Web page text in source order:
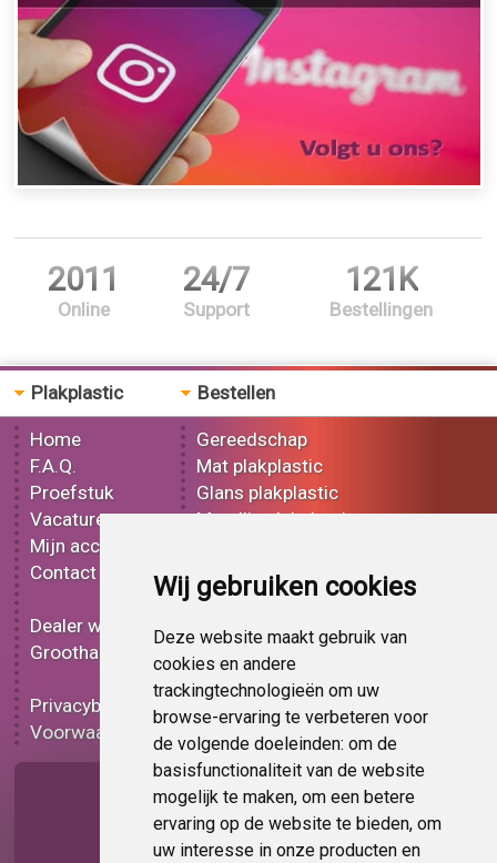
Wij gebruiken cookies
Deze website maakt gebruik van
cookies en andere
trackingtechnologieën om uw
browse-ervaring te verbeteren voor
de volgende doeleinden: om de
basisfunctionaliteit van de website
mogelijk te maken, om een betere
ervaring op de website te bieden, om
uw interesse in onze producten en
2011
Online
24/7
Support
121K
Bestellingen
Plakplastic
Home
F.A.Q.
Proefstuk
Vacatures
Mijn account
Contact
Dealer worden
Groothandel
Privacybeleid
Voorwaarden
Bestellen
Gereedschap
Mat plakplastic
Glans plakplastic
Metallic plakplastic
Effect plakplastic
Bedrukt plakplastic
Carbon plakplastic
Lampen folie
Functionele folie
Plakplastic korting
Op bestelling
Pagina delen